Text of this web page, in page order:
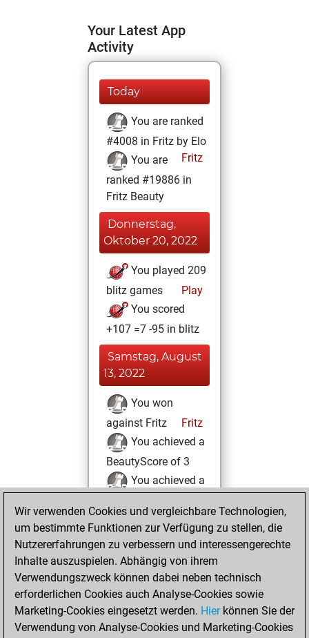
Your Latest App
Activity
Today
You are ranked
#4008 in Fritz by Elo
Fritz
You are
ranked #19886 in
Fritz Beauty
Donnerstag,
Oktober 20, 2022
You played 209
blitz games
Play
You scored
+107 =7 -95 in blitz
Samstag, August
13, 2022
You won
against Fritz
Fritz
You achieved a
BeautyScore of 3
You achieved a
You created
your Fritz account
Sonntag,
Dezember 26,
2021
You played 1
Wir verwenden Cookies und vergleichbare Technologien,
um bestimmte Funktionen zur Verfügung zu stellen, die
Nutzererfahrungen zu verbessern und interessengerechte
Inhalte auszuspielen. Abhängig von ihrem
Verwendungszweck können dabei neben technisch
erforderlichen Cookies auch Analyse-Cookies sowie
Marketing-Cookies eingesetzt werden. Hierkönnen Sie der
Verwendung von Analyse-Cookies und Marketing-Cookies